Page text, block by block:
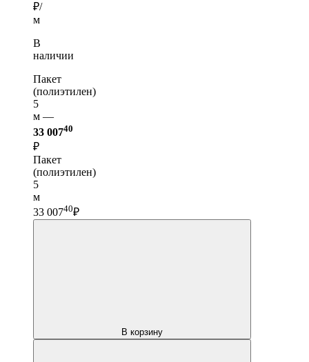
₽/
м
В
наличии
Пакет
(полиэтилен)
5
м —
33 00740
₽
Пакет
(полиэтилен)
5
м
33 00740₽
В корзину